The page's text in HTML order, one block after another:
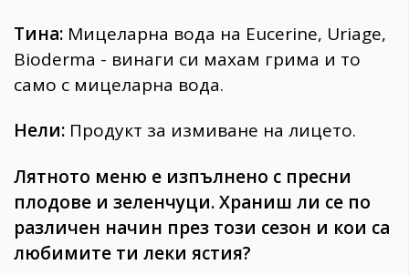
Тина: Мицеларна вода на Eucerine, Uriage,
Bioderma - винаги си махам грима и то
само с мицеларна вода.
Нели: Продукт за измиване на лицето.
Лятното меню е изпълнено с пресни
плодове и зеленчуци. Храниш ли се по
различен начин през този сезон и кои са
любимите ти леки ястия?